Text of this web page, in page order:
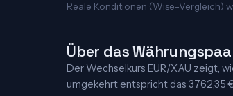
Reale Konditionen (Wise-Vergleich)
Über das
Der Wechselkurs EUR/XAU zeigt,
umgekehrt entspricht das 3762,35